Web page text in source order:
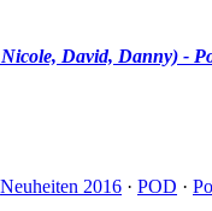
David, Danny) -
Neuheiten 2016 · POD ·